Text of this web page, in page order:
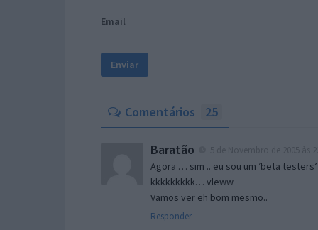
Email
Comentários 25
Baratão
Agora … sim .. eu sou um ‘beta testers’
kkkkkkkkk… vleww
Vamos ver eh bom mesmo..
Responder